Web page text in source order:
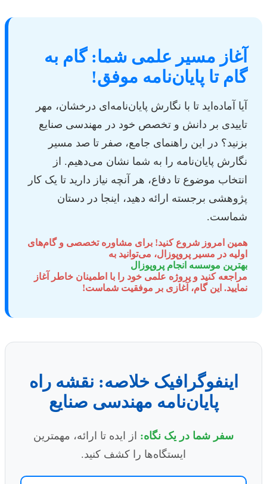
آغاز مسیر علمی شما: گام به
گام تا پایان‌نامه موفق!
آیا آماده‌اید تا با نگارش پایان‌نامه‌ای درخشان، مهر
تاییدی بر دانش و تخصص خود در مهندسی صنایع
بزنید؟ در این راهنمای جامع، صفر تا صد مسیر
نگارش پایان‌نامه را به شما نشان می‌دهیم. از
انتخاب موضوع تا دفاع، هر آنچه نیاز دارید تا یک کار
پژوهشی برجسته ارائه دهید، اینجا در دستان
شماست.
همین امروز شروع کنید! برای مشاوره تخصصی و گام‌های
اولیه در مسیر پروپوزال، می‌توانید به
بهترین موسسه انجام پروپوزال
مراجعه کنید و پروژه علمی خود را با اطمینان خاطر آغاز
نمایید. این گام، آغازی بر موفقیت شماست!
اینفوگرافیک خلاصه: نقشه راه
پایان‌نامه مهندسی صنایع
سفر شما در یک نگاه: از ایده تا ارائه، مهمترین
ایستگاه‌ها را کشف کنید.